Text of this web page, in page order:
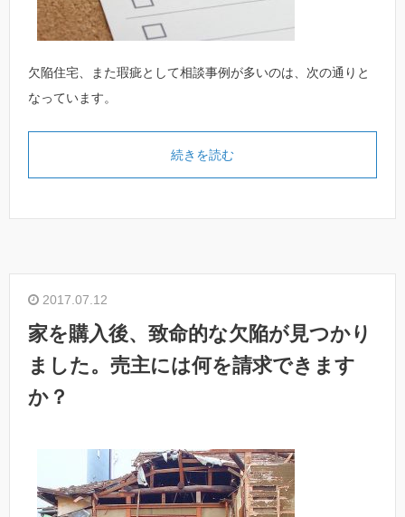
欠陥住宅、また瑕疵として相談事例が多いのは、次の通りと
なっています。
続きを読む
2017.07.12
家を購入後、致命的な欠陥が見つかり
ました。売主には何を請求できます
か？